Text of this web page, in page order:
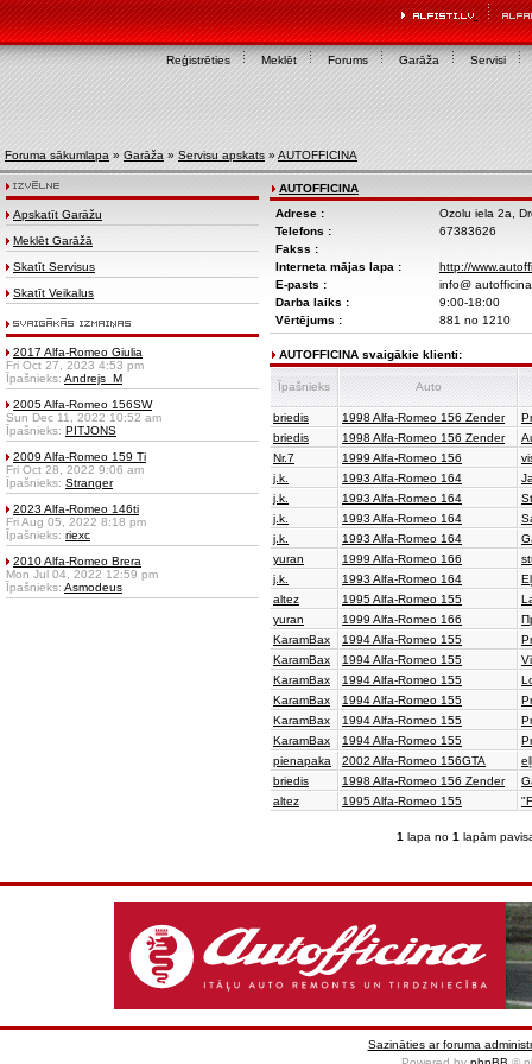
Reģistrēties Meklēt Forums Garāža Servisi
Foruma sākumlapa » Garāža » Servisu apskats »AUTOFFICINA
Apskatīt Garāžu
Meklēt Garāžā
Skatīt Servisus
Skatīt Veikalus
2017 Alfa-Romeo Giulia
Fri Oct 27, 2023 4:53 pm
Īpašnieks: Andrejs_M
2005 Alfa-Romeo 156SW
Sun Dec 11, 2022 10:52 am
Īpašnieks: PITJONS
2009 Alfa-Romeo 159 Ti
Fri Oct 28, 2022 9:06 am
Īpašnieks: Stranger
2023 Alfa-Romeo 146ti
Fri Aug 05, 2022 8:18 pm
Īpašnieks: riexc
2010 Alfa-Romeo Brera
Mon Jul 04, 2022 12:59 pm
Īpašnieks: Asmodeus
AUTOFFICINA
Adrese :
Ozolu iela 2a,
Telefons :
67383626
Fakss :
Interneta mājas lapa :
http://
E-pasts :
info@
Darba laiks :
9:00-18:00
Vērtējums :
881 no 1210
AUTOFFICINA svaigākie klienti:
Īpašnieks Auto
briedis 1998 Alfa-Romeo 156 Zender
briedis
1998 Alfa-Romeo 156 Zender
Nr.7
1999 Alfa-Romeo 156
j.k.
1993 Alfa-Romeo 164
j.k.
1993 Alfa-Romeo 164
j.k.
1993 Alfa-Romeo 164
j.k.
1993 Alfa-Romeo 164
yuran
1999 Alfa-Romeo 166
j.k.
1993 Alfa-Romeo 164
altez
1995 Alfa-Romeo 155
yuran
1999 Alfa-Romeo 166
KaramBax
1994 Alfa-Romeo 155
KaramBax
1994 Alfa-Romeo 155
KaramBax
1994 Alfa-Romeo 155
KaramBax
1994 Alfa-Romeo 155
KaramBax
1994 Alfa-Romeo 155
KaramBax
1994 Alfa-Romeo 155
pienapaka
2002 Alfa-Romeo 156GTA
briedis
1998 Alfa-Romeo 156 Zender
altez
1995 Alfa-Romeo 155
1 lapa no 1 lapām
Sazināties ar foruma